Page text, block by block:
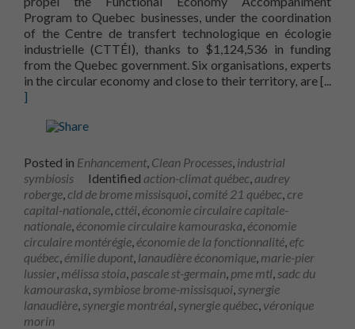
Program to Quebec businesses, under the coordination
of the Centre de transfert technologique en écologie
industrielle (CTTÉI), thanks to $1,124,536 in funding
from the Quebec government. Six organisations, experts
in the circular economy and close to their territory, are[...
]
Posted in Enhancement, Clean Processes, industrial
symbiosis
Identified action-climat québec,audrey
roberge,cld de brome missisquoi,comité 21 québec,cre
capital-nationale,cttéi,économie circulaire capitale-
nationale,économie circulaire kamouraska,économie
circulaire montérégie,économie de la fonctionnalité,efc
québec,émilie dupont, lanaudière économique, marie-pier
lussier, mélissa stoia, pascale st-germain, pme mtl,sadc du
kamouraska,symbiose brome-missisquoi,synergie
lanaudière,synergie montréal,synergie québec, véronique
morin